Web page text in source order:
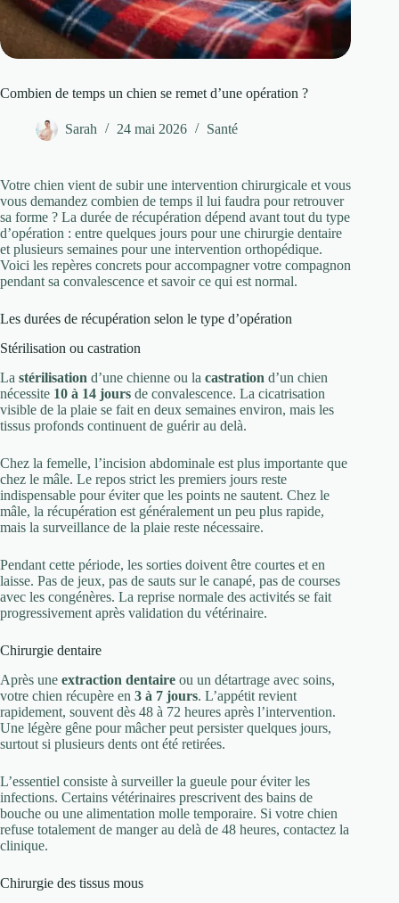
Combien de temps un chien se remet d’une opération ?
Sarah 24 mai 2026 Santé
Votre chien vient de subir une intervention chirurgicale et vous
vous demandez combien de temps il lui faudra pour retrouver
sa forme ? La durée de récupération dépend avant tout du type
d’opération : entre quelques jours pour une chirurgie dentaire
et plusieurs semaines pour une intervention orthopédique.
Voici les repères concrets pour accompagner votre compagnon
pendant sa convalescence et savoir ce qui est normal.
Les durées de récupération selon le type d’opération
Stérilisation ou castration
La stérilisation d’une chienne ou la castration d’un chien
nécessite 10 à 14 jours de convalescence. La cicatrisation
visible de la plaie se fait en deux semaines environ, mais les
tissus profonds continuent de guérir au delà.
Chez la femelle, l’incision abdominale est plus importante que
chez le mâle. Le repos strict les premiers jours reste
indispensable pour éviter que les points ne sautent. Chez le
mâle, la récupération est généralement un peu plus rapide,
mais la surveillance de la plaie reste nécessaire.
Pendant cette période, les sorties doivent être courtes et en
laisse. Pas de jeux, pas de sauts sur le canapé, pas de courses
avec les congénères. La reprise normale des activités se fait
progressivement après validation du vétérinaire.
Chirurgie dentaire
Après une extraction dentaire ou un détartrage avec soins,
votre chien récupère en 3 à 7 jours. L’appétit revient
rapidement, souvent dès 48 à 72 heures après l’intervention.
Une légère gêne pour mâcher peut persister quelques jours,
surtout si plusieurs dents ont été retirées.
L’essentiel consiste à surveiller la gueule pour éviter les
infections. Certains vétérinaires prescrivent des bains de
bouche ou une alimentation molle temporaire. Si votre chien
refuse totalement de manger au delà de 48 heures, contactez la
clinique.
Chirurgie des tissus mous